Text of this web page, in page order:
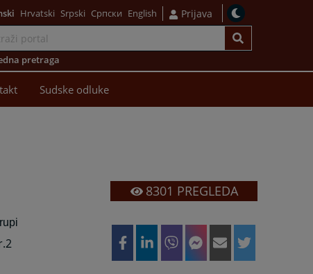
Hrvatski Srpski Српски English Prijava
pretraga
Sudske odluke
8301 PREGLEDA